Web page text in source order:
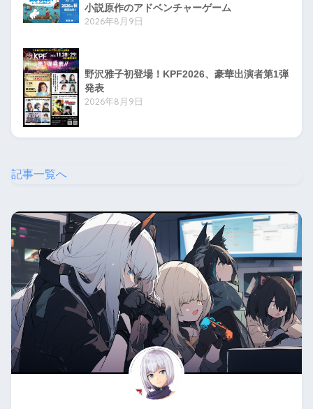
小説原作のアドベンチャーゲーム
2026年8月9日
野沢雅子初登場！KPF2026、豪華出演者第1弾
発表
2026年8月9日
記事一覧へ